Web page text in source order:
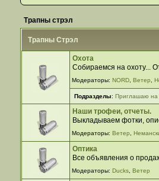
Трапны стрэл
Трапны Стрэл
Охота
Собираемся на охоту...
Модераторы:NORD ,Ветер ,
Подразделы: Приглашаю на
Наши трофеи, отчеты.
Выкладываем фотки,
Модераторы:Ветер ,
Оптика
Все объявления о
Модераторы:Ducks ,Ветер